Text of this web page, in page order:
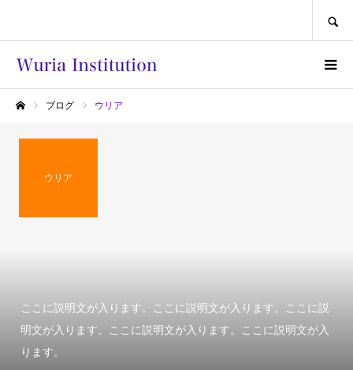
ブログ ウリア
ウリア
ここに説明文が入ります。ここに説明文が入ります。ここに説
明文が入ります。ここに説明文が入ります。ここに説明文が入
ります。